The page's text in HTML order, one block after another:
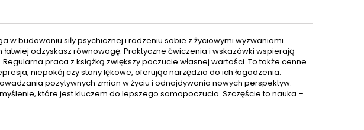
w budowaniu siły psychicznej i radzeniu sobie z życiowymi wyzwaniami.
odzyskasz równowagę. Praktyczne ćwiczenia i wskazówki wspierają
praca z książką zwiększy poczucie własnej wartości. To także cenne
niepokój czy stany lękowe, oferując narzędzia do ich łagodzenia.
pozytywnych zmian w życiu i odnajdywania nowych perspektyw.
które jest kluczem do lepszego samopoczucia. Szczęście to nauka –